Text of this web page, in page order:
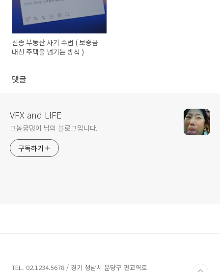
신종 부동산 사기 수법 ( 보증금
대신 주택을 넘기는 방식 )
댓글
VFX and LIFE
그놈궁댕이 님의 블로그입니다.
구독하기
TEL. 02.1234.5678 / 경기 성남시 분당구 판교역로